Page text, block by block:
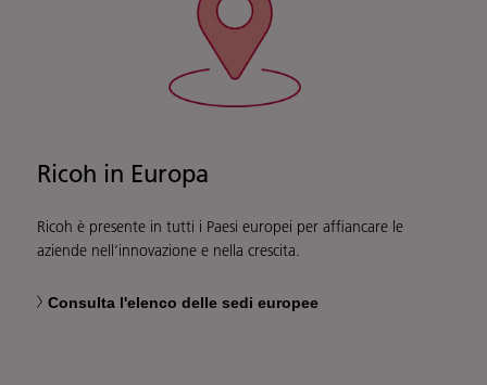
Ricoh in Europa
Ricoh è presente in tutti i Paesi europei per affiancare le
aziende nell’innovazione e nella crescita.
Consulta l'elenco delle sedi europee